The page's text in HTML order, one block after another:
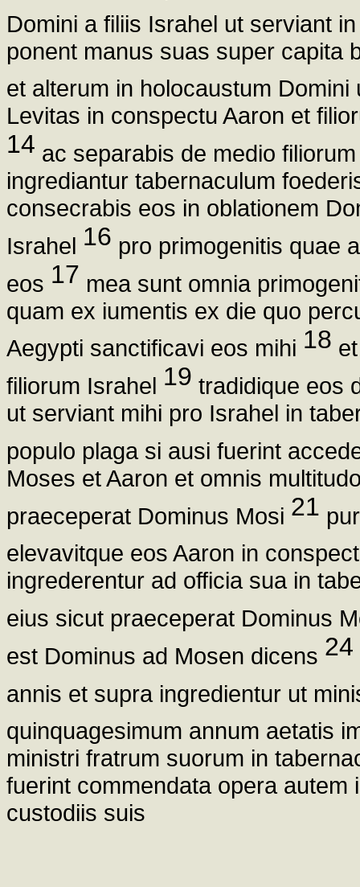
Domini a filiis Israhel ut serviant
ponent manus suas super capita
et alterum in holocaustum
Levitas in conspectu Aaron et
14 ac separabis de medio
ingrediantur tabernaculum
consecrabis eos in oblationem
Israhel 16 pro primogenitis quae
eos 17 mea sunt omnia
quam ex iumentis ex die quo
Aegypti sanctificavi eos mihi 18
filiorum Israhel 19 tradidique eos
ut serviant mihi pro Israhel in
populo plaga si ausi fuerint
Moses et Aaron et omnis
praeceperat Dominus Mosi 21
elevavitque eos Aaron in
ingrederentur ad officia sua in
eius sicut praeceperat Dominus
est Dominus ad Mosen dicens 24
annis et supra ingredientur ut
quinquagesimum annum aetatis
ministri fratrum suorum in
fuerint commendata opera
custodiis suis